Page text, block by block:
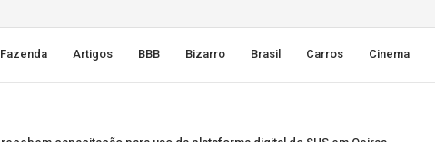
Artigos BBB Bizarro Brasil Carros Cinema